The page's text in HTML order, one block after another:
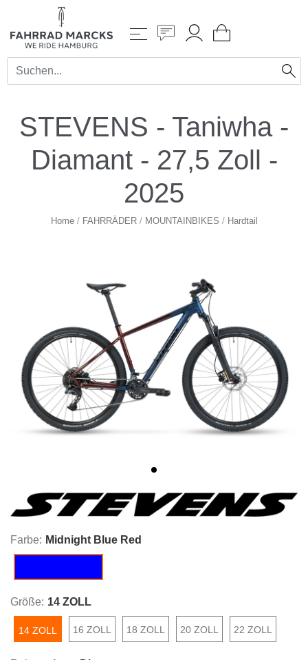
STEVENS - Taniwha -
Diamant - 27,5 Zoll -
2025
Home/ FAHRRÄDER/ MOUNTAINBIKES / Hardtail
Farbe: Midnight Blue Red
Größe: 14 ZOLL
14 ZOLL 16 ZOLL 18 ZOLL 20 ZOLL 22 ZOLL